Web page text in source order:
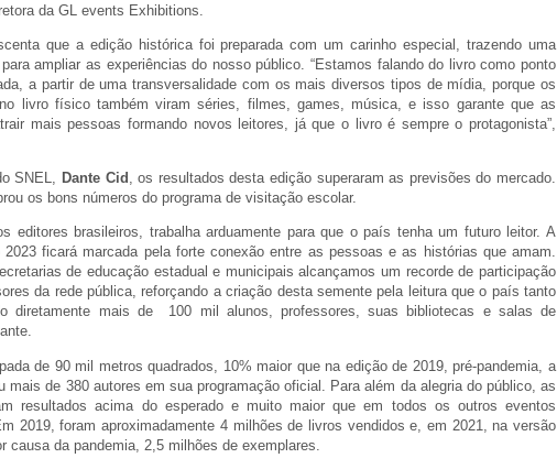
da GL events Exhibitions.
que a edição histórica foi preparada com um carinho especial, trazendo uma
ampliar as experiências do nosso público. “Estamos falando do livro como ponto
a partir de uma transversalidade com os mais diversos tipos de mídia, porque os
livro físico também viram séries, filmes, games, música, e isso garante que as
mais pessoas formando novos leitores, já que o livro é sempre o protagonista”,
SNEL, Dante Cid , os resultados desta edição superaram as previsões do mercado.
os bons números do programa de visitação escolar.
editores brasileiros, trabalha arduamente para que o país tenha um futuro leitor. A
2023 ficará marcada pela forte conexão entre as pessoas e as histórias que amam.
de educação estadual e municipais alcançamos um recorde de participação
da rede pública, reforçando a criação desta semente pela leitura que o país tanto
diretamente mais de 100 mil alunos, professores, suas bibliotecas e salas de
de 90 mil metros quadrados, 10% maior que na edição de 2019, pré-pandemia, a
mais de 380 autores em sua programação oficial. Para além da alegria do público, as
resultados acima do esperado e muito maior que em todos os outros eventos
2019, foram aproximadamente 4 milhões de livros vendidos e, em 2021, na versão
causa da pandemia, 2,5 milhões de exemplares.